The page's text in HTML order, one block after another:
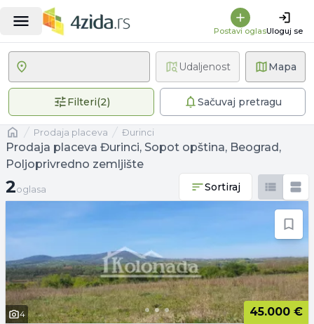
Postavi oglasUloguj se
Mapa
Filteri(2)2 primenjena filteraSačuvaj pretragu
Udaljenost
Naslovnaprodaja placeva Đurinci
Prodaja placeva Đurinci, Sopot opština, Beograd,
Poljoprivredno zemljište
2 oglasa
2oglasa Sortiraj
4 45.000 €